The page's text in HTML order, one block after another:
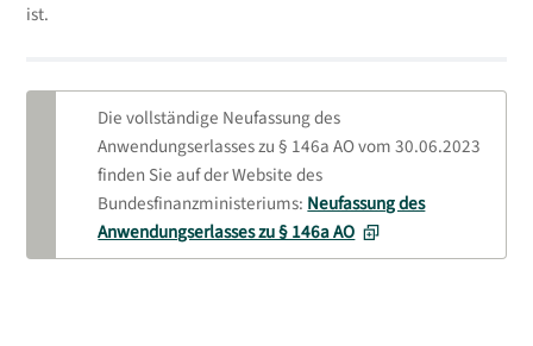
ist.
Die vollständige Neufassung des
Anwendungserlasses zu § 146a AO vom 30.06.2023
finden Sie auf der Website des
Bundesfinanzministeriums: Neufassung des
Anwendungserlasses zu § 146a AO